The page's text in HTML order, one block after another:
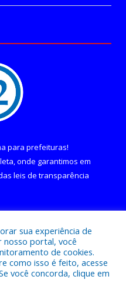
para prefeituras!
onde garantimos em
leis de transparência
Municipal de Curralinho.
sua experiência de
nosso portal, você
de cookies.
como isso é feito, acesse
você concorda, clique em